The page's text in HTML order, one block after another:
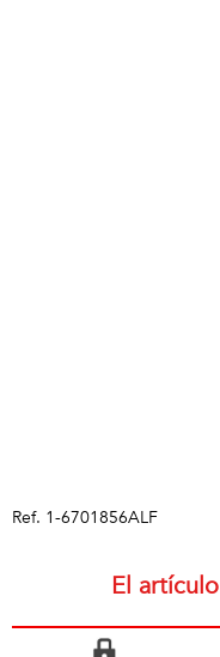
Ref. 1-6701856ALF
El